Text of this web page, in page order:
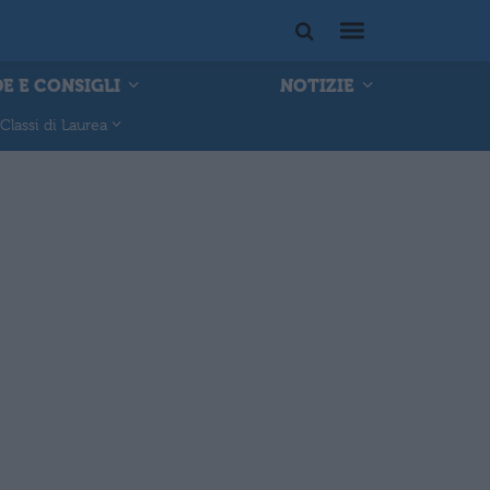
E CONSIGLI
NOTIZIE
Classi di Laurea